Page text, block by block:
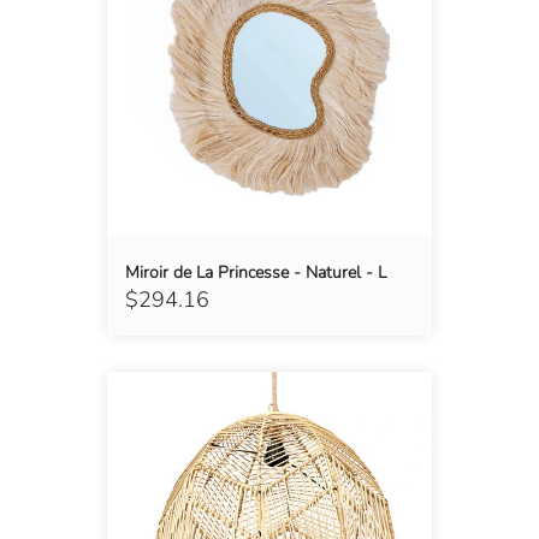
$294.16
Miroir de La Princesse - Naturel - L